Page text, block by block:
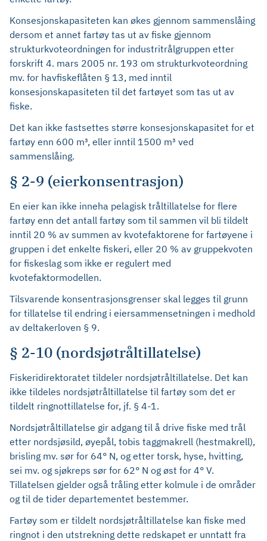
Konsesjonskapasiteten kan økes gjennom sammenslåing
dersom et annet fartøy tas ut av fiske gjennom
strukturkvoteordningen for industritrålgruppen etter
forskrift 4. mars 2005 nr. 193 om strukturkvoteordning
mv. for havfiskeflåten § 13, med inntil
konsesjonskapasiteten til det fartøyet som tas ut av
fiske.
Det kan ikke fastsettes større konsesjonskapasitet for et
fartøy enn 600 m³, eller inntil 1500 m³ ved
sammenslåing.
§ 2-9 (eierkonsentrasjon)
En eier kan ikke inneha pelagisk tråltillatelse for flere
fartøy enn det antall fartøy som til sammen vil bli tildelt
inntil 20 % av summen av kvotefaktorene for fartøyene i
gruppen i det enkelte fiskeri, eller 20 % av gruppekvoten
for fiskeslag som ikke er regulert med
kvotefaktormodellen.
Tilsvarende konsentrasjonsgrenser skal legges til grunn
for tillatelse til endring i eiersammensetningen i medhold
av deltakerloven § 9.
§ 2-10 (nordsjøtråltillatelse)
Fiskeridirektoratet tildeler nordsjøtråltillatelse. Det kan
ikke tildeles nordsjøtråltillatelse til fartøy som det er
tildelt ringnottillatelse for, jf. § 4-1.
Nordsjøtråltillatelse gir adgang til å drive fiske med trål
etter nordsjøsild, øyepål, tobis taggmakrell (hestmakrell),
brisling mv. sør for 64° N, og etter torsk, hyse, hvitting,
sei mv. og sjøkreps sør for 62° N og øst for 4° V.
Tillatelsen gjelder også tråling etter kolmule i de områder
og til de tider departementet bestemmer.
Fartøy som er tildelt nordsjøtråltillatelse kan fiske med
ringnot i den utstrekning dette redskapet er unntatt fra